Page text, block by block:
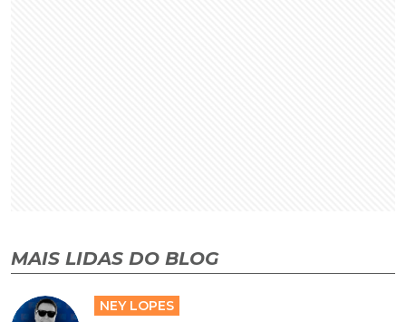
MAIS LIDAS DO BLOG
NEY LOPES